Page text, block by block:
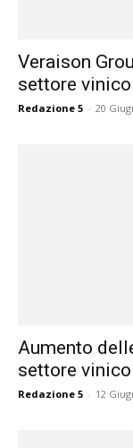
Veraison
settore
Redazione 5 - 20
Aumento
settore
Redazione 5 - 12